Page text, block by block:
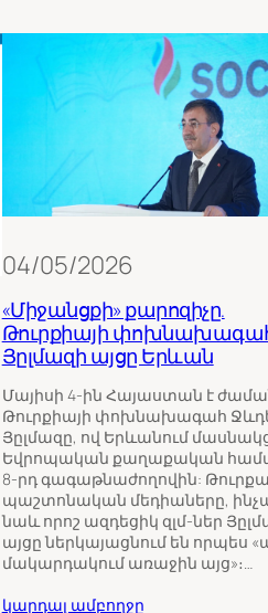
04/05/2026
«Միջանցքի» քարոզիչը.
Թուրքիայի
Յըլմազի այցը Երևան
Մայիսի 4-ին Հայաստան է
Թուրքիայի փոխնախագահ
Յըլմազը, ով Երևանում
Եվրոպական քաղաքական
8-րդ գագաթնաժողովին:
պաշտոնական մեդիաները,
նաև որոշ ազդեցիկ զլմ-ներ
այցը ներկայացնում են որպես
մակարդակում առաջին այց»։…
կարդալ ամբողջը